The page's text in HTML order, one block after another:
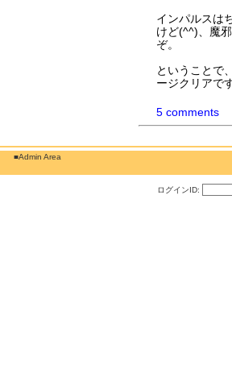
インパルスは
けど(^^)、魔
ぞ。
ということで
ージクリアで
5 comments
■Admin Area
ログインID: